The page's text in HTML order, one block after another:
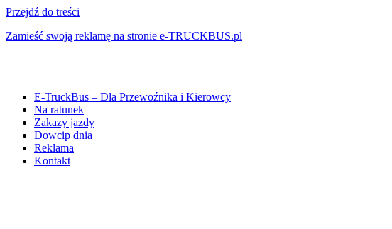
Przejdź do treści
Zamieść swoją reklamę na stronie e-TRUCKBUS.pl
E-TruckBus – Dla Przewoźnika i Kierowcy
Na ratunek
Zakazy jazdy
Dowcip dnia
Reklama
Kontakt